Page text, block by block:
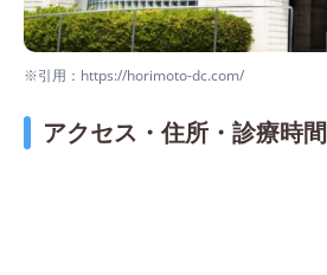
※引用：https://horimoto-dc.com/
アクセス・住所・診療時間